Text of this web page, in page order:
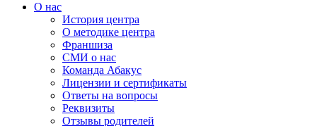
О нас
История центра
О методике центра
Франшиза
СМИ о нас
Команда Абакус
Лицензии и сертификаты
Ответы на вопросы
Реквизиты
Отзывы родителей